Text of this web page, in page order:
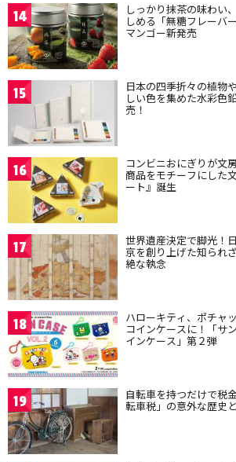
14 しっかり抹茶の味わい
しめる「無糖フレーバ
マンゴー新発売
15 日本の四季折々の植物
しい色を集めた水彩色
売！
16 コンビニおにぎりが文
商品をモチーフにした
ート』誕生
17 世界遺産決定で脚光！
京を創り上げた知られ
絶な執念
18 ハローキティ、ポチャ
コインケースに！「サ
インケース」第２弾
19 自転車を持つだけで税
転車税」の意外な歴史